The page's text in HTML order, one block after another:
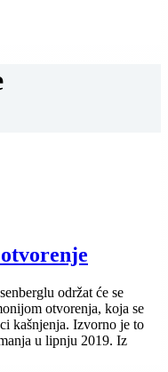
održat će se
otvorenja, koja se
kašnjenja. Izvorno je to
u lipnju 2019. Iz